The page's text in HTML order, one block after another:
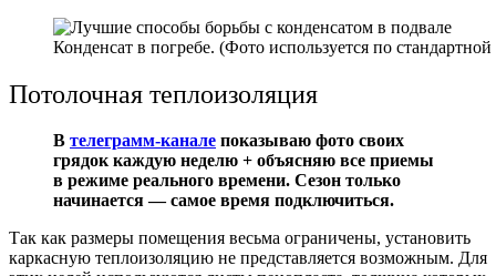
Конденсат в погребе. (Фото используется по
Потолочная теплоизоляция
В телеграмм-канале показываю фото своих
грядок каждую неделю + объясняю все приемы
в режиме реального времени. Сезон только
начинается — самое время подключиться.
Так как размеры помещения весьма ограничены, установить
каркасную теплоизоляцию не представляется возможным. Для